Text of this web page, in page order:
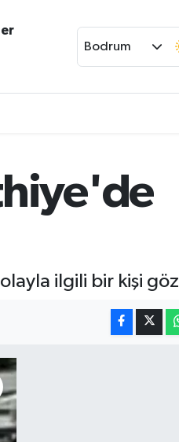
Bodrum
ilgili bir kişi